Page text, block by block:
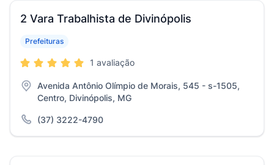
2 Vara Trabalhista de Divinópolis
Prefeituras
1 avaliação
Avenida Antônio Olímpio de Morais, 545 - s-1505,
Centro, Divinópolis, MG
(37) 3222-4790